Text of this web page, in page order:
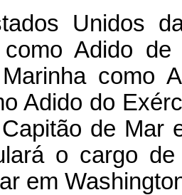
Unidos
como Adido
como
Adido do
de Mar
o cargo
em